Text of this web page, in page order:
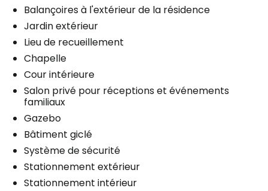
Balançoires à l'extérieur de la résidence
Jardin extérieur
Lieu de recueillement
Chapelle
Cour intérieure
Salon privé pour réceptions et événements
familiaux
Gazebo
Bâtiment giclé
Système de sécurité
Stationnement extérieur
Stationnement intérieur